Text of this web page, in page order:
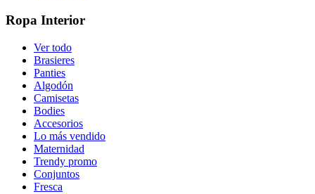
Ropa Interior
Ver todo
Brasieres
Panties
Algodón
Camisetas
Bodies
Accesorios
Lo más vendido
Maternidad
Trendy promo
Conjuntos
Fresca